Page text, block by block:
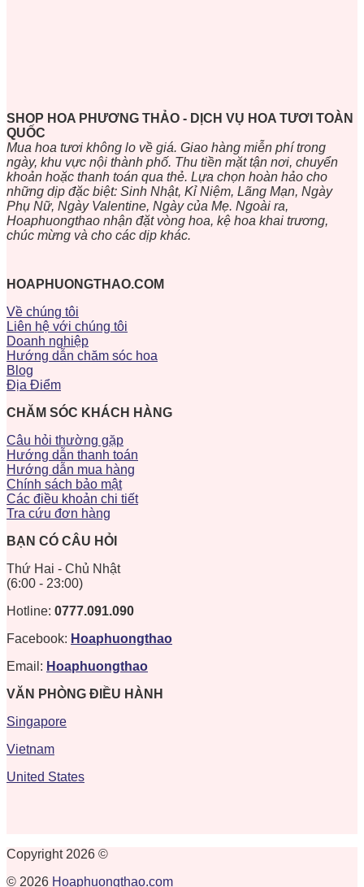
SHOP HOA PHƯƠNG THẢO - DỊCH VỤ HOA TƯƠI TOÀN
QUỐC
Mua hoa tươi không lo về giá. Giao hàng miễn phí trong
ngày, khu vực nội thành phố. Thu tiền mặt tận nơi, chuyển
khoản hoặc thanh toán qua thẻ. Lựa chọn hoàn hảo cho
những dịp đặc biệt: Sinh Nhật, Kỉ Niệm, Lãng Mạn, Ngày
Phụ Nữ, Ngày Valentine, Ngày của Mẹ. Ngoài ra,
Hoaphuongthao nhận đặt vòng hoa, kệ hoa khai trương,
chúc mừng và cho các dịp khác.
HOAPHUONGTHAO.COM
Về chúng tôi
Liên hệ với chúng tôi
Doanh nghiệp
Hướng dẫn chăm sóc hoa
Blog
Địa Điểm
CHĂM SÓC KHÁCH HÀNG
Câu hỏi thường gặp
Hướng dẫn thanh toán
Hướng dẫn mua hàng
Chính sách bảo mật
Các điều khoản chi tiết
Tra cứu đơn hàng
BẠN CÓ CÂU HỎI
Thứ Hai - Chủ Nhật
(6:00 - 23:00)
Hotline: 0777.091.090
Facebook: Hoaphuongthao
Email: Hoaphuongthao
VĂN PHÒNG ĐIỀU HÀNH
Singapore
Vietnam
United States
Copyright 2026 ©
© 2026 Hoaphuongthao.com